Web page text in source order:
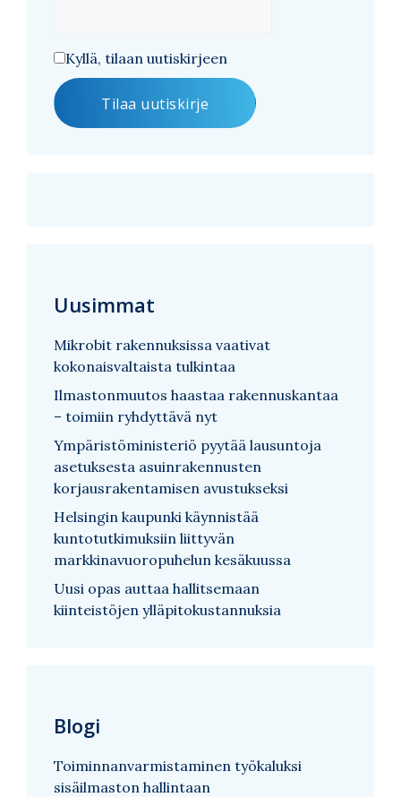
Kyllä, tilaan uutiskirjeen
Uusimmat
Mikrobit rakennuksissa vaativat
kokonaisvaltaista tulkintaa
Ilmastonmuutos haastaa rakennuskantaa
– toimiin ryhdyttävä nyt
Ympäristöministeriö pyytää lausuntoja
asetuksesta asuinrakennusten
korjausrakentamisen avustukseksi
Helsingin kaupunki käynnistää
kuntotutkimuksiin liittyvän
markkinavuoropuhelun kesäkuussa
Uusi opas auttaa hallitsemaan
kiinteistöjen ylläpitokustannuksia
Blogi
Toiminnanvarmistaminen työkaluksi
sisäilmaston hallintaan